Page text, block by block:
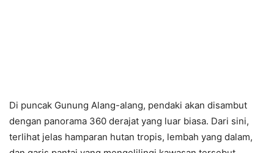
Di puncak Gunung Alang-alang, pendaki akan disambut
dengan panorama 360 derajat yang luar biasa. Dari sini,
terlihat jelas hamparan hutan tropis, lembah yang dalam,